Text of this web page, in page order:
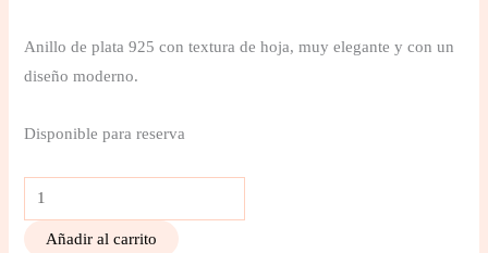
Anillo de plata 925 con textura de hoja, muy elegante y con un
diseño moderno.
Disponible para reserva
Añadir al carrito